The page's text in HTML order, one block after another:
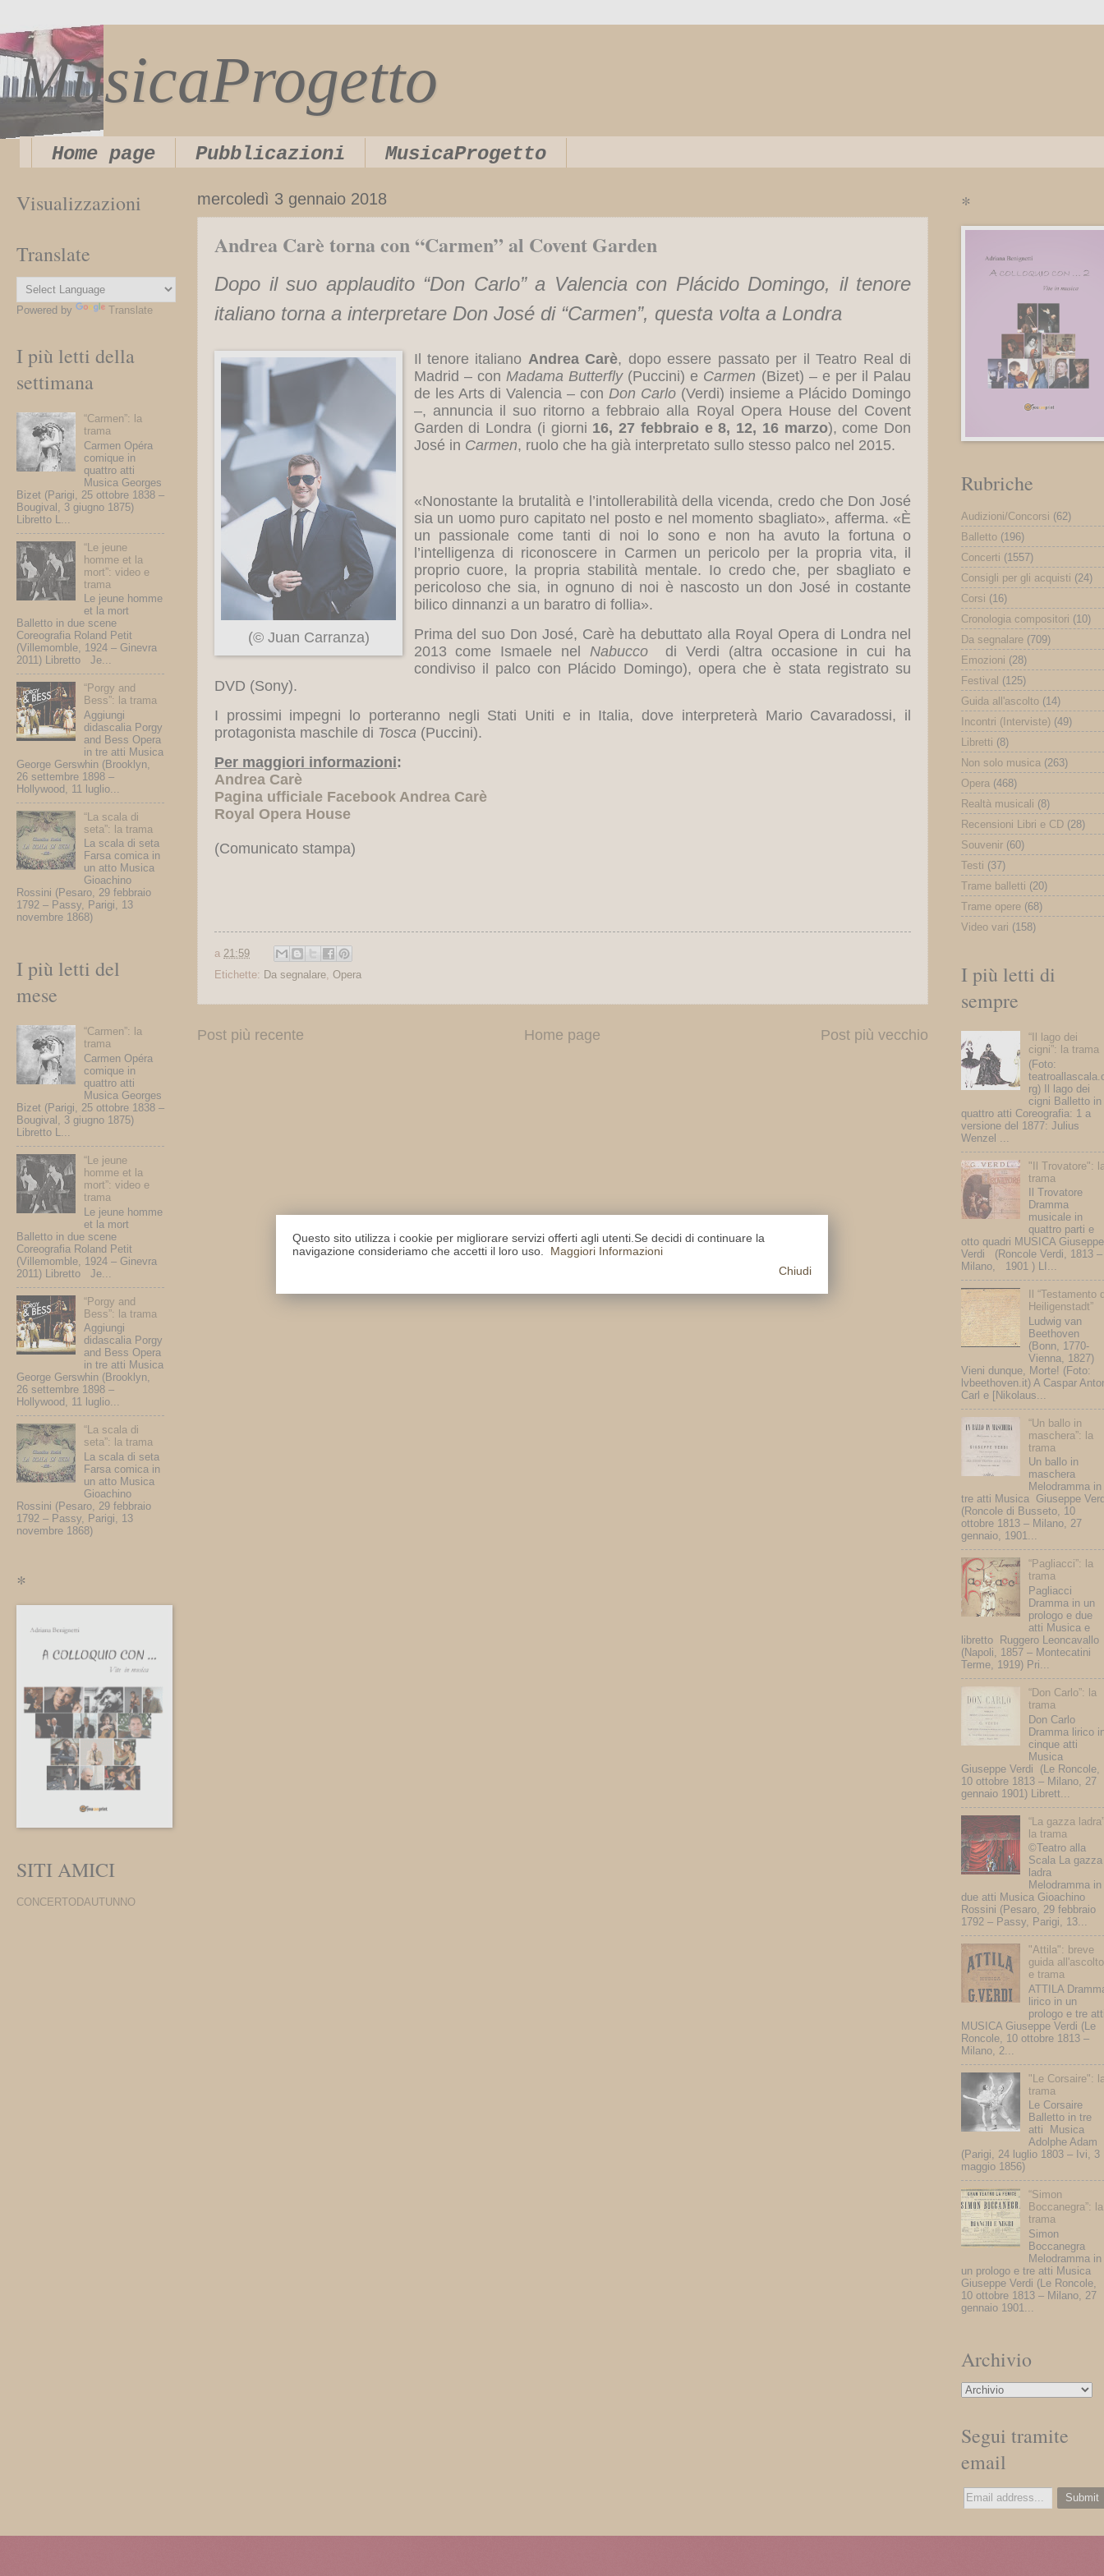
MusicaProgetto
Home page Pubblicazioni MusicaProgetto
mercoledì 3 gennaio 2018
Andrea Carè torna con “Carmen” al Covent Garden
Dopo il suo applaudito “Don Carlo” a Valencia con Plácido Domingo, il tenore
italiano torna a interpretare Don José di “Carmen”, questa volta a Londra
(© Juan Carranza)
Il tenore italiano Andrea Carè, dopo essere passato per il Teatro Real di
Madrid – con Madama Butterfly (Puccini) e Carmen (Bizet) – e per il Palau
de les Arts di Valencia – con Don Carlo(Verdi) insieme a Plácido Domingo
–, annuncia il suo ritorno a febbraio alla Royal Opera House del Covent
Garden di Londra (i giorni 16, 27 febbraio e 8, 12, 16 marzo), come Don
José in Carmen, ruolo che ha già interpretato sullo stesso palco nel 2015.
«Nonostante la brutalità e l’intollerabilità della vicenda, credo che Don José
sia un uomo puro capitato nel posto e nel momento sbagliato», afferma. «È
un passionale come tanti di noi lo sono e non ha avuto la fortuna o
l’intelligenza di riconoscere in Carmen un pericolo per la propria vita, il
proprio cuore, la propria stabilità mentale. Io credo che, per sbagliato e
pericoloso che sia, in ognuno di noi è nascosto un don José in costante
bilico dinnanzi a un baratro di follia».
Prima del suo Don José, Carè ha debuttato alla Royal Opera di Londra nel
2013 come Ismaele nel Nabucco
di Verdi (altra occasione in cui ha
condiviso il palco con Plácido Domingo), opera che è stata registrato su
DVD (Sony).
I prossimi impegni lo porteranno negli Stati Uniti e in Italia, dove interpreterà Mario Cavaradossi, il
protagonista maschile di Tosca (Puccini).
Per maggiori informazioni:
Andrea Carè
Pagina ufficiale Facebook Andrea Carè
Royal Opera House
(Comunicato stampa)
a 21:59
Etichette: Da segnalare, Opera
Post più recente Post più vecchio
Home page
Visualizzazioni
Translate
Powered by Translate
I più letti della
settimana
“Carmen”: la
trama
Carmen Opéra
comique in
quattro atti
Musica Georges
Bizet (Parigi, 25 ottobre 1838 –
Bougival, 3 giugno 1875)
Libretto L...
“Le jeune
homme et la
mort”: video e
trama
Le jeune homme
et la mort
Balletto in due scene
Coreografia Roland Petit
(Villemomble, 1924 – Ginevra
2011) Libretto Je...
“Porgy and
Bess”: la trama
Aggiungi
didascalia Porgy
and Bess Opera
in tre atti Musica
George Gerswhin (Brooklyn,
26 settembre 1898 –
Hollywood, 11 luglio...
“La scala di
seta”: la trama
La scala di seta
Farsa comica in
un atto Musica
Gioachino
Rossini (Pesaro, 29 febbraio
1792 – Passy, Parigi, 13
novembre 1868)
I più letti del
mese
“Carmen”: la
trama
Carmen Opéra
comique in
quattro atti
Musica Georges
Bizet (Parigi, 25 ottobre 1838 –
Bougival, 3 giugno 1875)
Libretto L...
“Le jeune
homme et la
mort”: video e
trama
Le jeune homme
et la mort
Balletto in due scene
Coreografia Roland Petit
(Villemomble, 1924 – Ginevra
2011) Libretto Je...
“Porgy and
Bess”: la trama
Aggiungi
didascalia Porgy
and Bess Opera
in tre atti Musica
George Gerswhin (Brooklyn,
26 settembre 1898 –
Hollywood, 11 luglio...
“La scala di
seta”: la trama
La scala di seta
Farsa comica in
un atto Musica
Gioachino
Rossini (Pesaro, 29 febbraio
1792 – Passy, Parigi, 13
novembre 1868)
*
SITI AMICI
CONCERTODAUTUNNO
*
Rubriche
Audizioni/Concorsi (62)
Balletto (196)
Concerti (1557)
Consigli per gli acquisti (24)
Corsi (16)
Cronologia compositori (10)
Da segnalare (709)
Emozioni (28)
Festival (125)
Guida all'ascolto (14)
Incontri (Interviste) (49)
Libretti (8)
Non solo musica (263)
Opera (468)
Realtà musicali (8)
Recensioni Libri e CD (28)
Souvenir (60)
Testi (37)
Trame balletti (20)
Trame opere (68)
Video vari (158)
I più letti di
sempre
“Il lago dei
cigni”: la trama
(Foto:
rg) Il lago dei
cigni Balletto in
quattro atti Coreografia: 1 a
versione del 1877: Julius
Wenzel ...
"Il Trovatore":
trama
Il Trovatore
Dramma
musicale in
quattro parti e
otto quadri MUSICA Giuseppe
Verdi (Roncole Verdi, 1813 –
Milano, 1901 ) LI...
Il “Testamento
Heiligenstadt”
Ludwig van
Beethoven
(Bonn, 1770-
Vienna, 1827)
Vieni dunque, Morte! (Foto:
lvbeethoven.it) A Caspar
Carl e [Nikolaus...
“Un ballo in
maschera”: la
trama
Un ballo in
maschera
Melodramma in
tre atti Musica Giuseppe
(Roncole di Busseto, 10
ottobre 1813 – Milano, 27
gennaio, 1901...
“Pagliacci”: la
trama
Pagliacci
Dramma in un
prologo e due
atti Musica e
libretto Ruggero Leoncavallo
(Napoli, 1857 – Montecatini
Terme, 1919) Pri...
“Don Carlo”: la
trama
Don Carlo
Dramma lirico
cinque atti
Musica
Giuseppe Verdi (Le Roncole,
10 ottobre 1813 – Milano, 27
gennaio 1901) Librett...
“La gazza
la trama
©Teatro alla
Scala La gazza
ladra
Melodramma in
due atti Musica Gioachino
Rossini (Pesaro, 29 febbraio
1792 – Passy, Parigi, 13...
"Attila": breve
guida all'ascolto
e trama
ATTILA
lirico in un
prologo e tre
MUSICA Giuseppe Verdi (Le
Roncole, 10 ottobre 1813 –
Milano, 2...
"Le Corsaire":
trama
Le Corsaire
Balletto in tre
atti Musica
Adolphe Adam
(Parigi, 24 luglio 1803 – Ivi, 3
maggio 1856)
“Simon
Boccanegra”: la
trama
Simon
Boccanegra
Melodramma in
un prologo e tre atti Musica
Giuseppe Verdi (Le Roncole,
10 ottobre 1813 – Milano, 27
gennaio 1901...
Archivio
Segui tramite
email
Questo sito utilizza i cookie per migliorare servizi offerti agli utenti.Se decidi di continuare la
navigazione consideriamo che accetti il loro uso.
Maggiori Informazioni
Chiudi